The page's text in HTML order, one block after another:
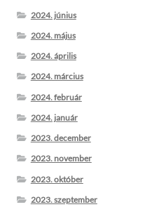
2024. június
2024. május
2024. április
2024. március
2024. február
2024. január
2023. december
2023. november
2023. október
2023. szeptember